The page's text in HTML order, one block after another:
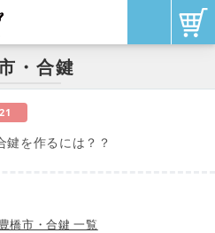
・合鍵
鍵を作るには？？
豊橋市・合鍵 一覧